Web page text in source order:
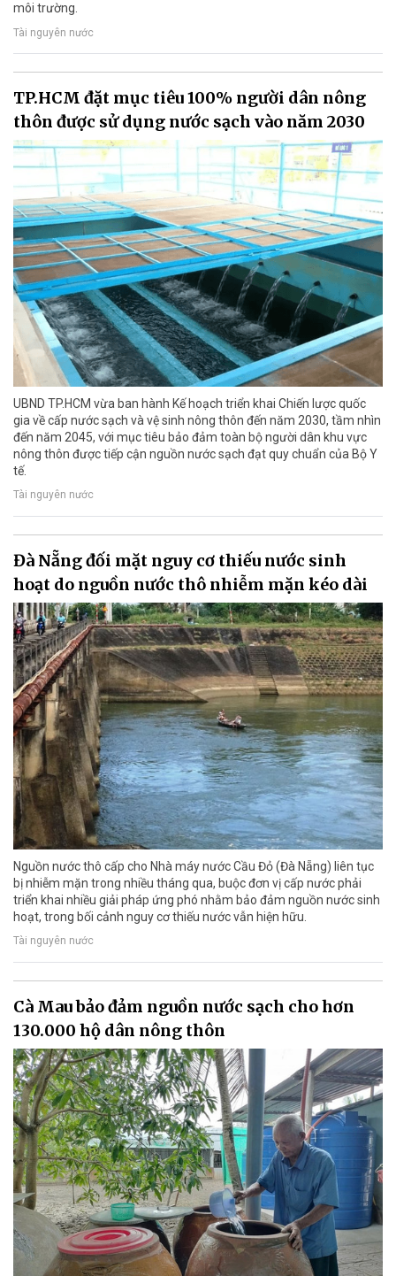
môi trường.
Tài nguyên nước
TP.HCM đặt mục tiêu 100% người dân nông
thôn được sử dụng nước sạch vào năm 2030
UBND TP.HCM vừa ban hành Kế hoạch triển khai Chiến lược quốc
gia về cấp nước sạch và vệ sinh nông thôn đến năm 2030, tầm nhìn
đến năm 2045, với mục tiêu bảo đảm toàn bộ người dân khu vực
nông thôn được tiếp cận nguồn nước sạch đạt quy chuẩn của Bộ Y
tế.
Tài nguyên nước
Đà Nẵng đối mặt nguy cơ thiếu nước sinh
hoạt do nguồn nước thô nhiễm mặn kéo dài
Nguồn nước thô cấp cho Nhà máy nước Cầu Đỏ (Đà Nẵng) liên tục
bị nhiễm mặn trong nhiều tháng qua, buộc đơn vị cấp nước phải
triển khai nhiều giải pháp ứng phó nhằm bảo đảm nguồn nước sinh
hoạt, trong bối cảnh nguy cơ thiếu nước vẫn hiện hữu.
Tài nguyên nước
Cà Mau bảo đảm nguồn nước sạch cho hơn
130.000 hộ dân nông thôn